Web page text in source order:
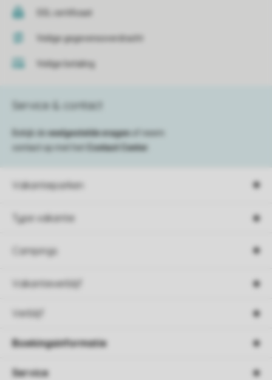
SSL certificaat
Veilige gegevensoverdracht
Veilige betaling
Vakantieparken
Type vakantie
Campings
Vakantieverblijf
Verblijf
Service & contact
Bekijk de veelgestelde vragen
of neem
contact op met het
Contact Center
Boekingsinformatie
Service